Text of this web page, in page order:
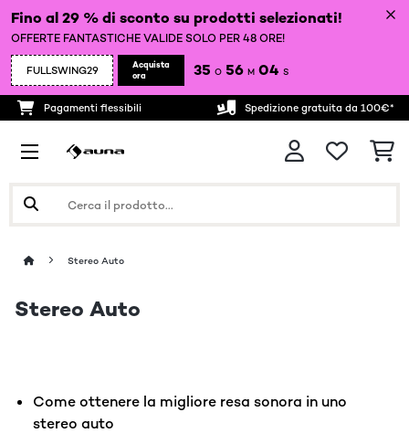
Fino al 29 % di sconto su prodotti selezionati!
OFFERTE FANTASTICHE VALIDE SOLO PER 48 ORE!
FULLSWING29
Acquista
ora
35 O 56 M 03 S
Pagamenti flessibili Spedizione gratuita da 100€*
Stereo Auto
Stereo Auto
Come ottenere la migliore resa sonora in uno
stereo auto